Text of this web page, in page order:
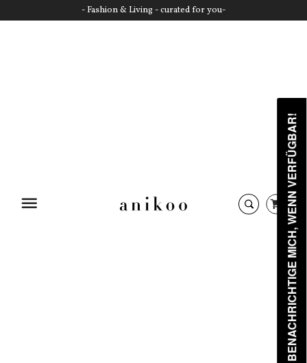
- Fashion & Living - curated for you-
BENACHRICHTIGE MICH, WENN VERFÜGBAR!